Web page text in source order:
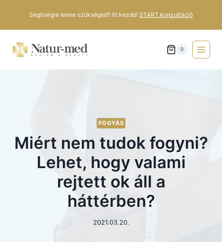
Segítségre lenne szükséged? Itt kezdd! START konzultáció
0
FOGYÁS
Miért nem tudok fogyni?
Lehet, hogy valami
rejtett ok áll a
háttérben?
2021.03.20.